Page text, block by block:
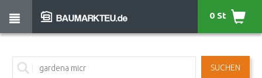
SUCHEN
0 St